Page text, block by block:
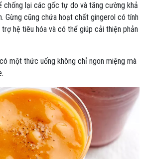
chống lại các gốc tự do và tăng cường khả
Gừng cũng chứa hoạt chất gingerol có tính
hệ tiêu hóa và có thể giúp cải thiện phản
một thức uống không chỉ ngon miệng mà